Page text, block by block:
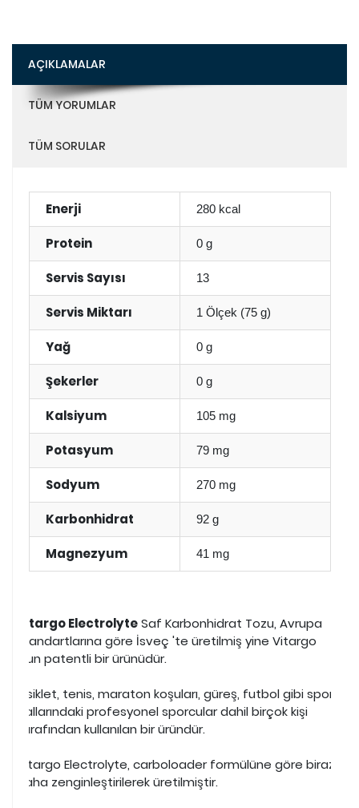
AÇIKLAMALAR
TÜM YORUMLAR
TÜM SORULAR
Enerji 280 kcal
Protein 0 g
Servis Sayısı 13
Servis Miktarı 1 Ölçek (75 g)
Yağ 0 g
Şekerler 0 g
Kalsiyum 105 mg
Potasyum 79 mg
Sodyum 270 mg
Karbonhidrat 92 g
Magnezyum 41 mg
Vitargo ElectrolyteSaf Karbonhidrat Tozu, Avrupa
standartlarına göre İsveç 'te üretilmiş yine Vitargo
'nun patentli bir ürünüdür.
Bisiklet, tenis, maraton koşuları, güreş, futbol gibi spor
dallarındaki profesyonel sporcular dahil birçok kişi
tarafından kullanılan bir üründür.
Vitargo Electrolyte, carboloader formülüne göre biraz
daha zenginleştirilerek üretilmiştir.